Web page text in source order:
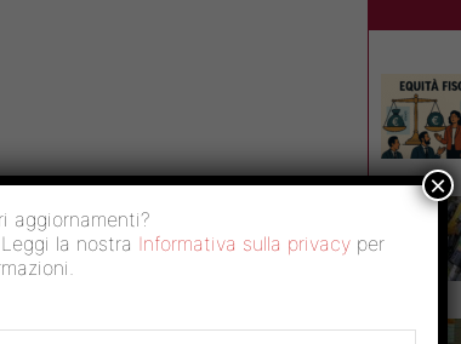
aggiornamenti?
la nostra Informativa sulla privacy per
×